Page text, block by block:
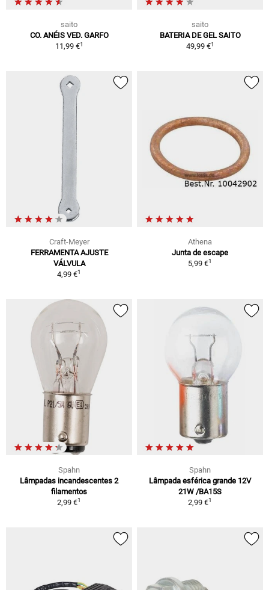
saito
CO. ANÉIS VED. GARFO
11,99 €1
saito
BATERIA DE GEL SAITO
49,99 €1
Craft-Meyer
FERRAMENTA AJUSTE
VÁLVULA
4,99 €1
Athena
Junta de escape
5,99 €1
Spahn
Lâmpadas incandescentes 2
filamentos
2,99 €1
Spahn
Lâmpada esférica grande 12V
21W /BA15S
2,99 €1